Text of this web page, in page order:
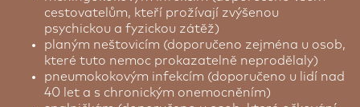
cestovatelům, kteří prožívají zvýšenou
psychickou a fyzickou zátěž)
planým neštovicím (doporučeno zejména u osob,
které tuto nemoc prokazatelně neprodělaly)
pneumokokovým infekcím (doporučeno u lidí nad
40 let a s chronickým onemocněním)